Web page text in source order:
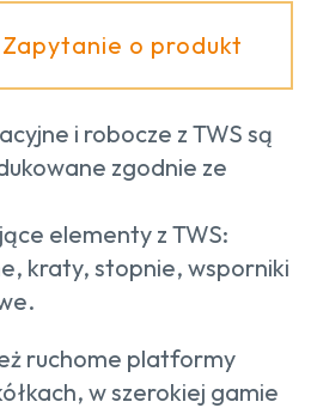
Zapytanie o produkt
i robocze z TWS są
zgodnie ze
elementy z TWS:
kraty, stopnie, wsporniki
ruchome platformy
w szerokiej gamie